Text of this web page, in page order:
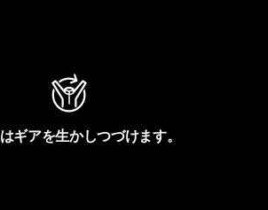
ギアを生かしつづけます。